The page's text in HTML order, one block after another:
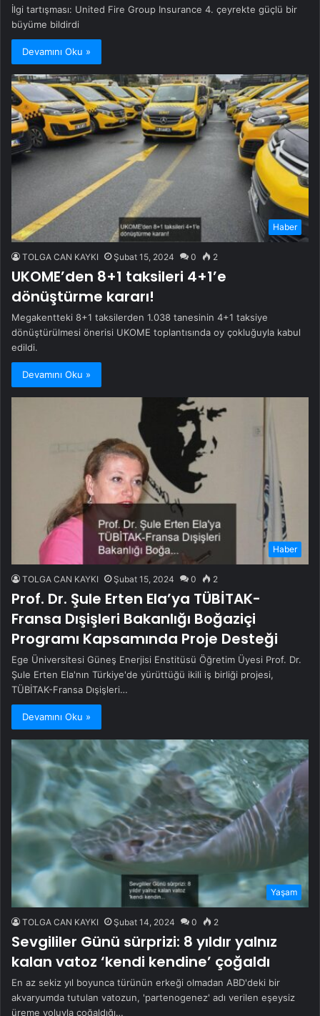
İlgi tartışması: United Fire Group Insurance 4. çeyrekte güçlü bir
büyüme bildirdi
Devamını Oku »
Haber
TOLGA CAN KAYKI Şubat 15, 2024 0 2
UKOME’den 8+1 taksileri 4+1’e
dönüştürme kararı!
Megakentteki 8+1 taksilerden 1.038 tanesinin 4+1 taksiye
dönüştürülmesi önerisi UKOME toplantısında oy çokluğuyla kabul
edildi.
Devamını Oku »
Haber
TOLGA CAN KAYKI Şubat 15, 2024 0 2
Prof. Dr. Şule Erten Ela’ya TÜBİTAK-
Fransa Dışişleri Bakanlığı Boğaziçi
Programı Kapsamında Proje Desteği
Ege Üniversitesi Güneş Enerjisi Enstitüsü Öğretim Üyesi Prof. Dr.
Şule Erten Ela'nın Türkiye'de yürüttüğü ikili iş birliği projesi,
TÜBİTAK-Fransa Dışişleri…
Devamını Oku »
Yaşam
TOLGA CAN KAYKI Şubat 14, 2024 0 2
Sevgililer Günü sürprizi: 8 yıldır yalnız
kalan vatoz ‘kendi kendine’ çoğaldı
En az sekiz yıl boyunca türünün erkeği olmadan ABD'deki bir
akvaryumda tutulan vatozun, 'partenogenez' adı verilen eşeysiz
üreme yoluyla çoğaldığı…